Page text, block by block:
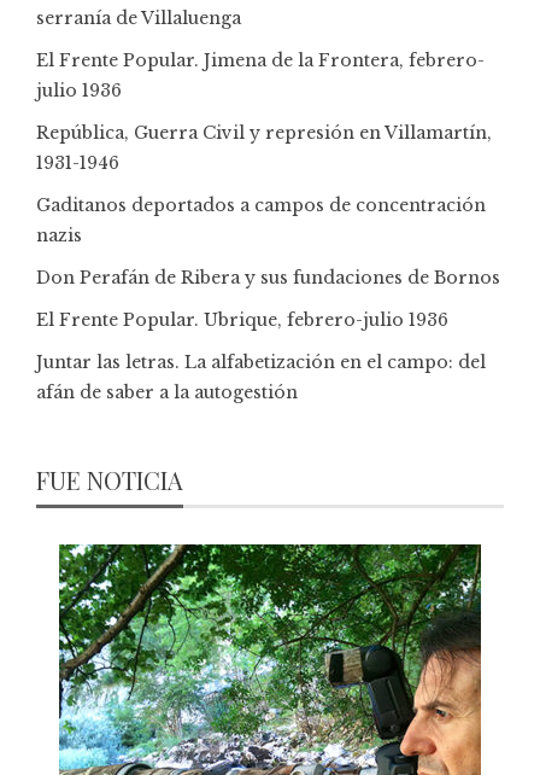
serranía de Villaluenga
El Frente Popular. Jimena de la Frontera, febrero-
julio 1936
República, Guerra Civil y represión en Villamartín,
1931-1946
Gaditanos deportados a campos de concentración
nazis
Don Perafán de Ribera y sus fundaciones de Bornos
El Frente Popular. Ubrique, febrero-julio 1936
Juntar las letras. La alfabetización en el campo: del
afán de saber a la autogestión
FUE NOTICIA